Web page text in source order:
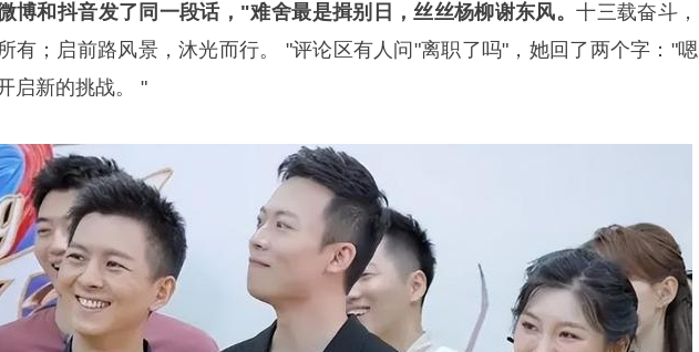
博和抖音发了同一段话，"难舍最是揖别日，丝丝杨柳谢东风。十三载奋斗，
有；启前路风景，沐光而行。 "评论区有人问"离职了吗"，她回了两个字："嗯
启新的挑战。 "